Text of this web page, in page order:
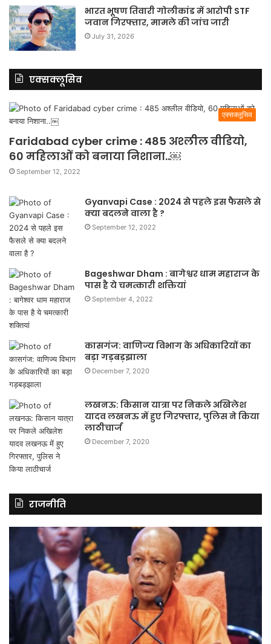
भारत भूषण तिवारी गोलीकांड में आरोपी STF
जवान गिरफ्तार, मामले की जांच जारी
July 31, 2026
एक्सक्लूसिव
एक्सक्लूसिव
Faridabad cyber crime : 485 अश्लील वीडियो,
60 महिलाओं को बनाया निशाना..￼
September 12, 2022
Gyanvapi Case : 2024 से पहले इस फैसले से
क्या बदलने वाला है ?
September 12, 2022
Bageshwar Dham : बागेश्वर धाम महाराज के
पास है ये चमत्कारी शक्तियां
September 4, 2022
कासगंज: वाणिज्य विभाग के अधिकारियों का
बड़ा गड़बड़झाला
December 7, 2020
लखनऊ: किसान यात्रा पर निकले अखिलेश
यादव लखनऊ में हुए गिरफ्तार, पुलिस ने किया
लाठीचार्ज
December 7, 2020
राजनीति